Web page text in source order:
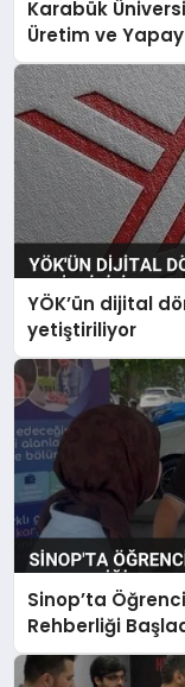
Karabük
Üretim ve
YÖK’ün dijital
yetiştiriliyor
Sinop’ta
Rehberliği